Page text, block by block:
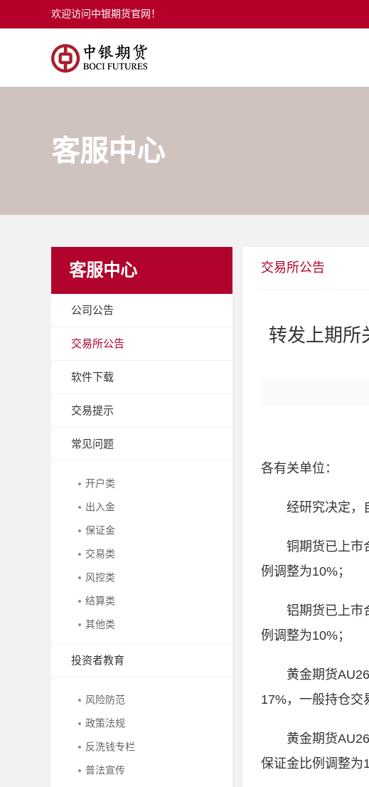
欢迎访问中银期货官网！
客服中心
客服中心
公司公告
交易所公告
软件下载
交易提示
常见问题
开户类
出入金
保证金
交易类
风控类
结算类
其他类
投资者教育
风险防范
政策法规
反洗钱专栏
普法宣传
交易所公告
转发上期所
各有关单位：
经研究决定，
铜期货已上市
例调整为10%；
铝期货已上市
例调整为10%；
黄金期货
17%，一般持仓交
黄金期货
保证金比例调整为